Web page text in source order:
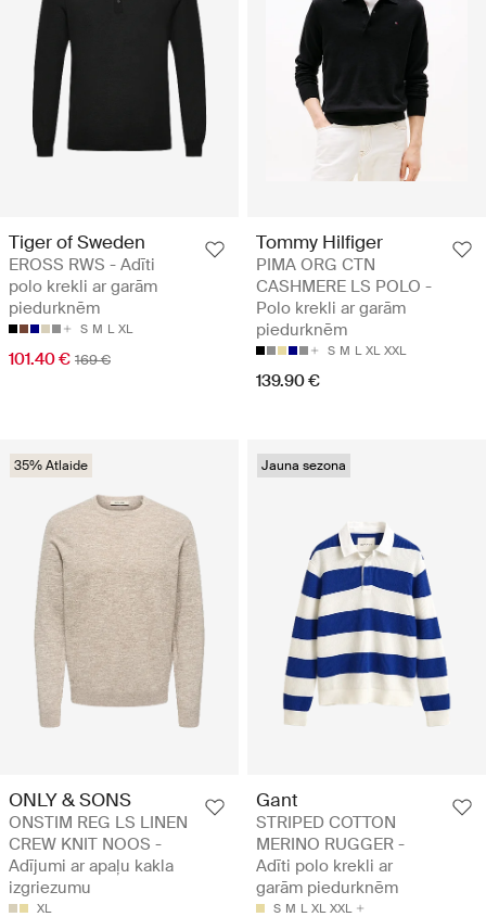
Tiger of Sweden
EROSS RWS - Adīti
polo krekli ar garām
piedurknēm
S M L XL
101.40 € 169 €
Tommy Hilfiger
PIMA ORG CTN
CASHMERE LS POLO -
Polo krekli ar garām
piedurknēm
S M L XL XXL
139.90 €
35% Atlaide
ONLY & SONS
ONSTIM REG LS LINEN
CREW KNIT NOOS -
Adījumi ar apaļu kakla
izgriezumu
XL
Jauna sezona
Gant
STRIPED COTTON
MERINO RUGGER -
Adīti polo krekli ar
garām piedurknēm
S M L XL XXL